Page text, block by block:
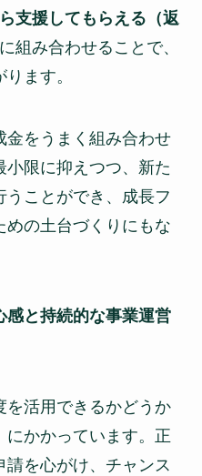
支援してもらえる（返
組み合わせることで、
ます。
金をうまく組み合わせ
限に抑えつつ、新た
ことができ、成長フ
めの土台づくりにもな
感と持続的な事業運営
を活用できるかどうか
にかかっています。正
請を心がけ、チャンス